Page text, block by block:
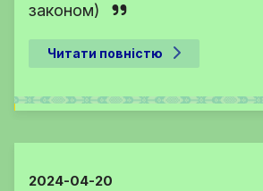
законом)
Читати повністю
2024-04-20